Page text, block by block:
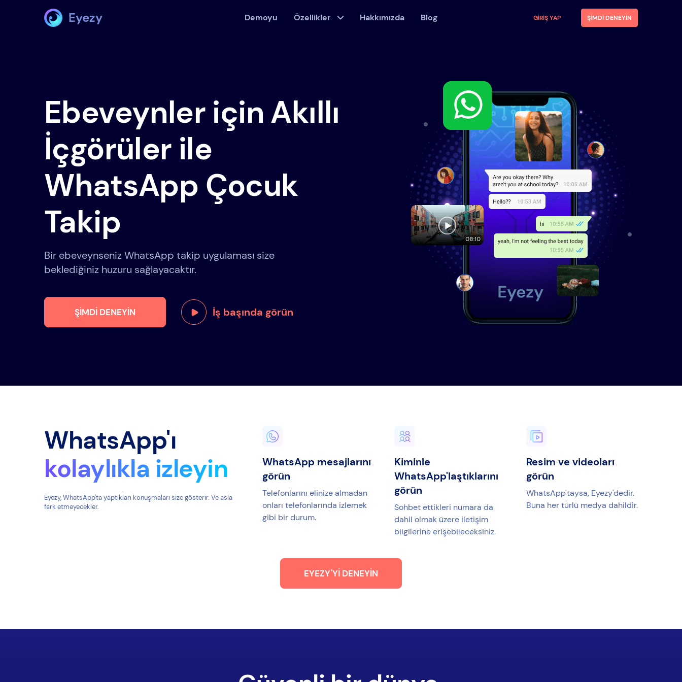
Eyezy Demoyu Özellikler Hakkımızda Blog GIRIŞ YAP ŞIMDI DENEYIN
Ebeveynler için Akıllı
İçgörüler ile
WhatsApp Çocuk
Takip
Bir ebeveynseniz WhatsApp takip uygulaması size
beklediğiniz huzuru sağlayacaktır.
ŞIMDI DENEYIN İş başında görün
WhatsApp'ı
kolaylıkla izleyin
Eyezy, WhatsApp'ta yaptıkları konuşmaları size gösterir. Ve asla
fark etmeyecekler.
WhatsApp mesajlarını
görün
Telefonlarını elinize almadan
onları telefonlarında izlemek
gibi bir durum.
Kiminle
WhatsApp'laştıklarını
görün
Sohbet ettikleri numara da
dahil olmak üzere iletişim
bilgilerine erişebileceksiniz.
Resim ve videoları
görün
WhatsApp'taysa, Eyezy'dedir.
Buna her türlü medya dahildir.
EYEZY'YI DENEYIN